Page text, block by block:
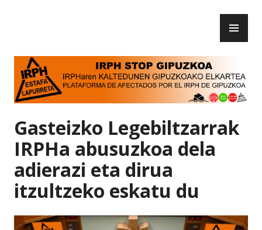
Gasteizko Legebiltzarrak
IRPHa abusuzkoa dela
adierazi eta dirua
itzultzeko eskatu du